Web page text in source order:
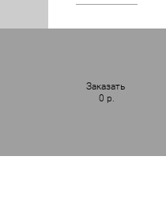
Заказать
0 р.